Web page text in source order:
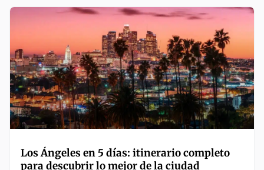
Los Ángeles en 5 días: itinerario completo
para descubrir lo mejor de la ciudad